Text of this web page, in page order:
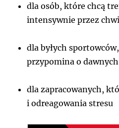
dla osób, które chcą
intensywnie przez
dla byłych
przypomina o
dla zapracowanych,
i odreagowania stresu